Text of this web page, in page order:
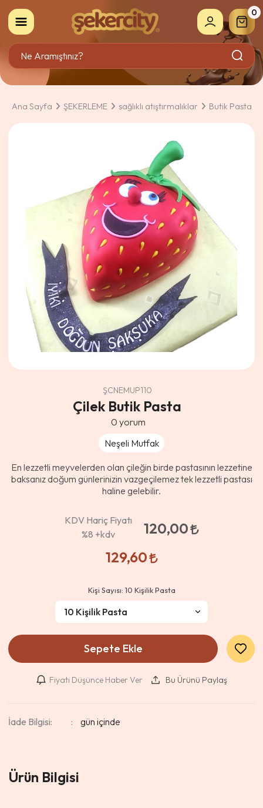
0
Ana Sayfa ŞEKERLEME sağlıklı atıştırmalıklar Butik Pasta
ŞCNEMUP110
Çilek Butik Pasta
0 yorum
Neşeli Mutfak
En lezzetli meyvelerden olan çileğin birde pastasının lezzetine
baksanız doğum günlerinizin vazgeçilemez tek lezzetli pastası
haline gelebilir.
KDV Hariç Fiyatı
%8 +kdv
120,00
129,60
Kişi Sayısı: 10 Kişilik Pasta
Sepete Ekle
Fiyatı Düşünce Haber Ver Bu Ürünü Paylaş
İade Bilgisi:
Ürün Bilgisi